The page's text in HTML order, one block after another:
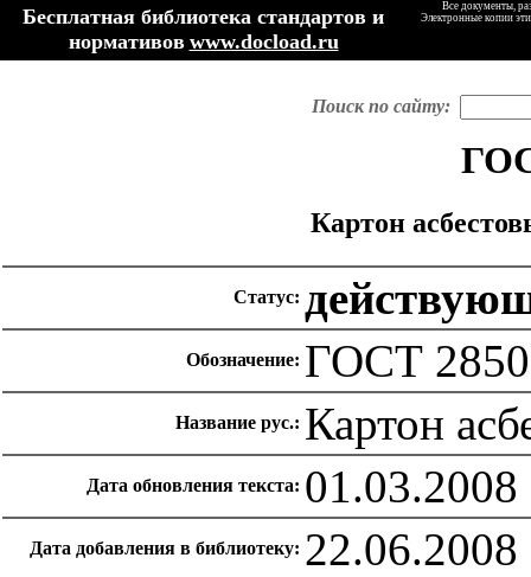
Бесплатная библиотека стандартов и
нормативов www.docload.ru
Все документы,
Электронные копии
Поиск по сайту:
Картон
Статус:
Обозначение: ГОСТ
Название рус.: Картон
Дата обновления текста: 01.03.2008
Дата добавления в библиотеку: 22.06.2008